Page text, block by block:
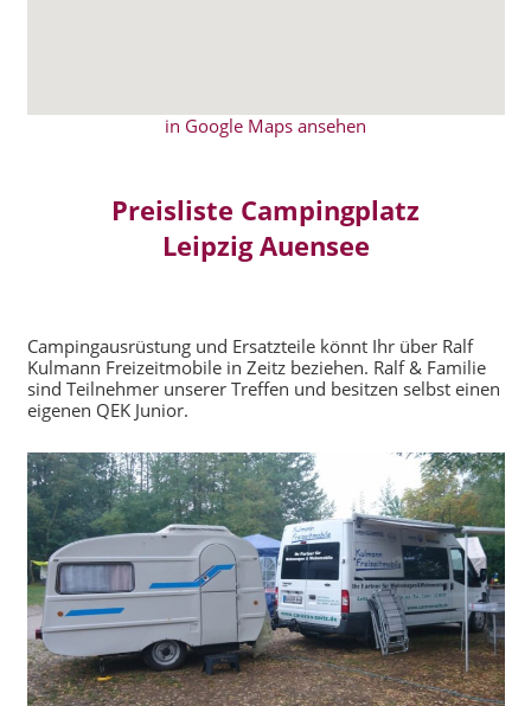
in Google Maps ansehen
Preisliste Campingplatz
Leipzig Auensee
Campingausrüstung und Ersatzteile könnt Ihr über Ralf
Kulmann Freizeitmobile in Zeitz beziehen. Ralf & Familie
sind Teilnehmer unserer Treffen und besitzen selbst einen
eigenen QEK Junior.